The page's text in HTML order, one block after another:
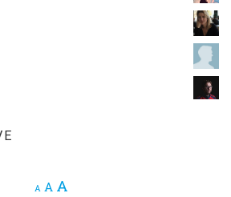
A Decrease font size.
A Reset font size.
A